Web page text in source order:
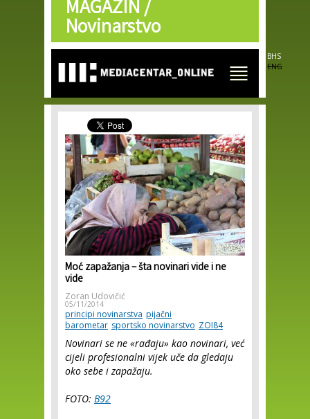
Skip to
main
content
MAGAZIN /
Novinarstvo
BHS
ENG
Moć zapažanja – šta novinari vide i ne
vide
Zoran Udovičić
05/11/2014
principi novinarstva pijačni
barometar sportsko novinarstvo ZOI84
Novinari se ne «rađaju» kao novinari, već
cijeli profesionalni vijek uče da gledaju
oko sebe i zapažaju.
FOTO: B92